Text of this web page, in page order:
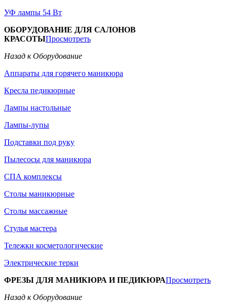
УФ лампы 54 Вт
ОБОРУДОВАНИЕ ДЛЯ САЛОНОВ
КРАСОТЫПросмотреть
Назад к Оборудование
Аппараты для горячего маникюра
Кресла педикюрные
Лампы настольные
Лампы-лупы
Подставки под руку
Пылесосы для маникюра
СПА комплексы
Столы маникюрные
Столы массажные
Стулья мастера
Тележки косметологические
Электрические терки
ФРЕЗЫ ДЛЯ МАНИКЮРА И ПЕДИКЮРАПросмотреть
Назад к Оборудование